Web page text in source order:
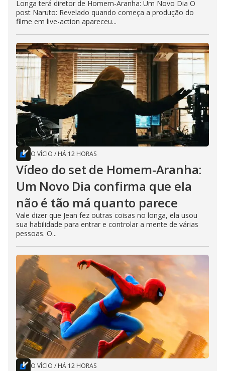
Longa terá diretor de Homem-Aranha: Um Novo Dia O
post Naruto: Revelado quando começa a produção do
filme em live-action apareceu...
O VÍCIO / HÁ 12 HORAS
Vídeo do set de Homem-Aranha:
Um Novo Dia confirma que ela
não é tão má quanto parece
Vale dizer que Jean fez outras coisas no longa, ela usou
sua habilidade para entrar e controlar a mente de várias
pessoas. O...
O VÍCIO / HÁ 12 HORAS